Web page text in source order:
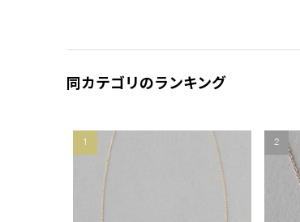
同カテゴリのランキング
1 2